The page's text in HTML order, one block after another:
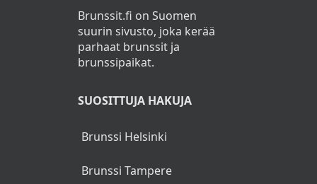
Brunssit.fi on Suomen
suurin sivusto, joka kerää
parhaat brunssit ja
brunssipaikat.
SUOSITTUJA HAKUJA
Brunssi Helsinki
Brunssi Tampere